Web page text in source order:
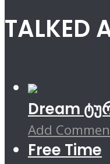
TALKED
Dream
Add
Free Time